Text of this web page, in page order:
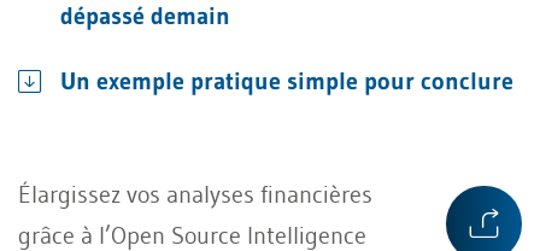
dépassé demain
Un exemple pratique simple pour conclure
Élargissez vos analyses financières
grâce à l’Open Source Intelligence